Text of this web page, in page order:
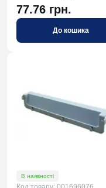
77.76 грн.
До кошика
В наявності